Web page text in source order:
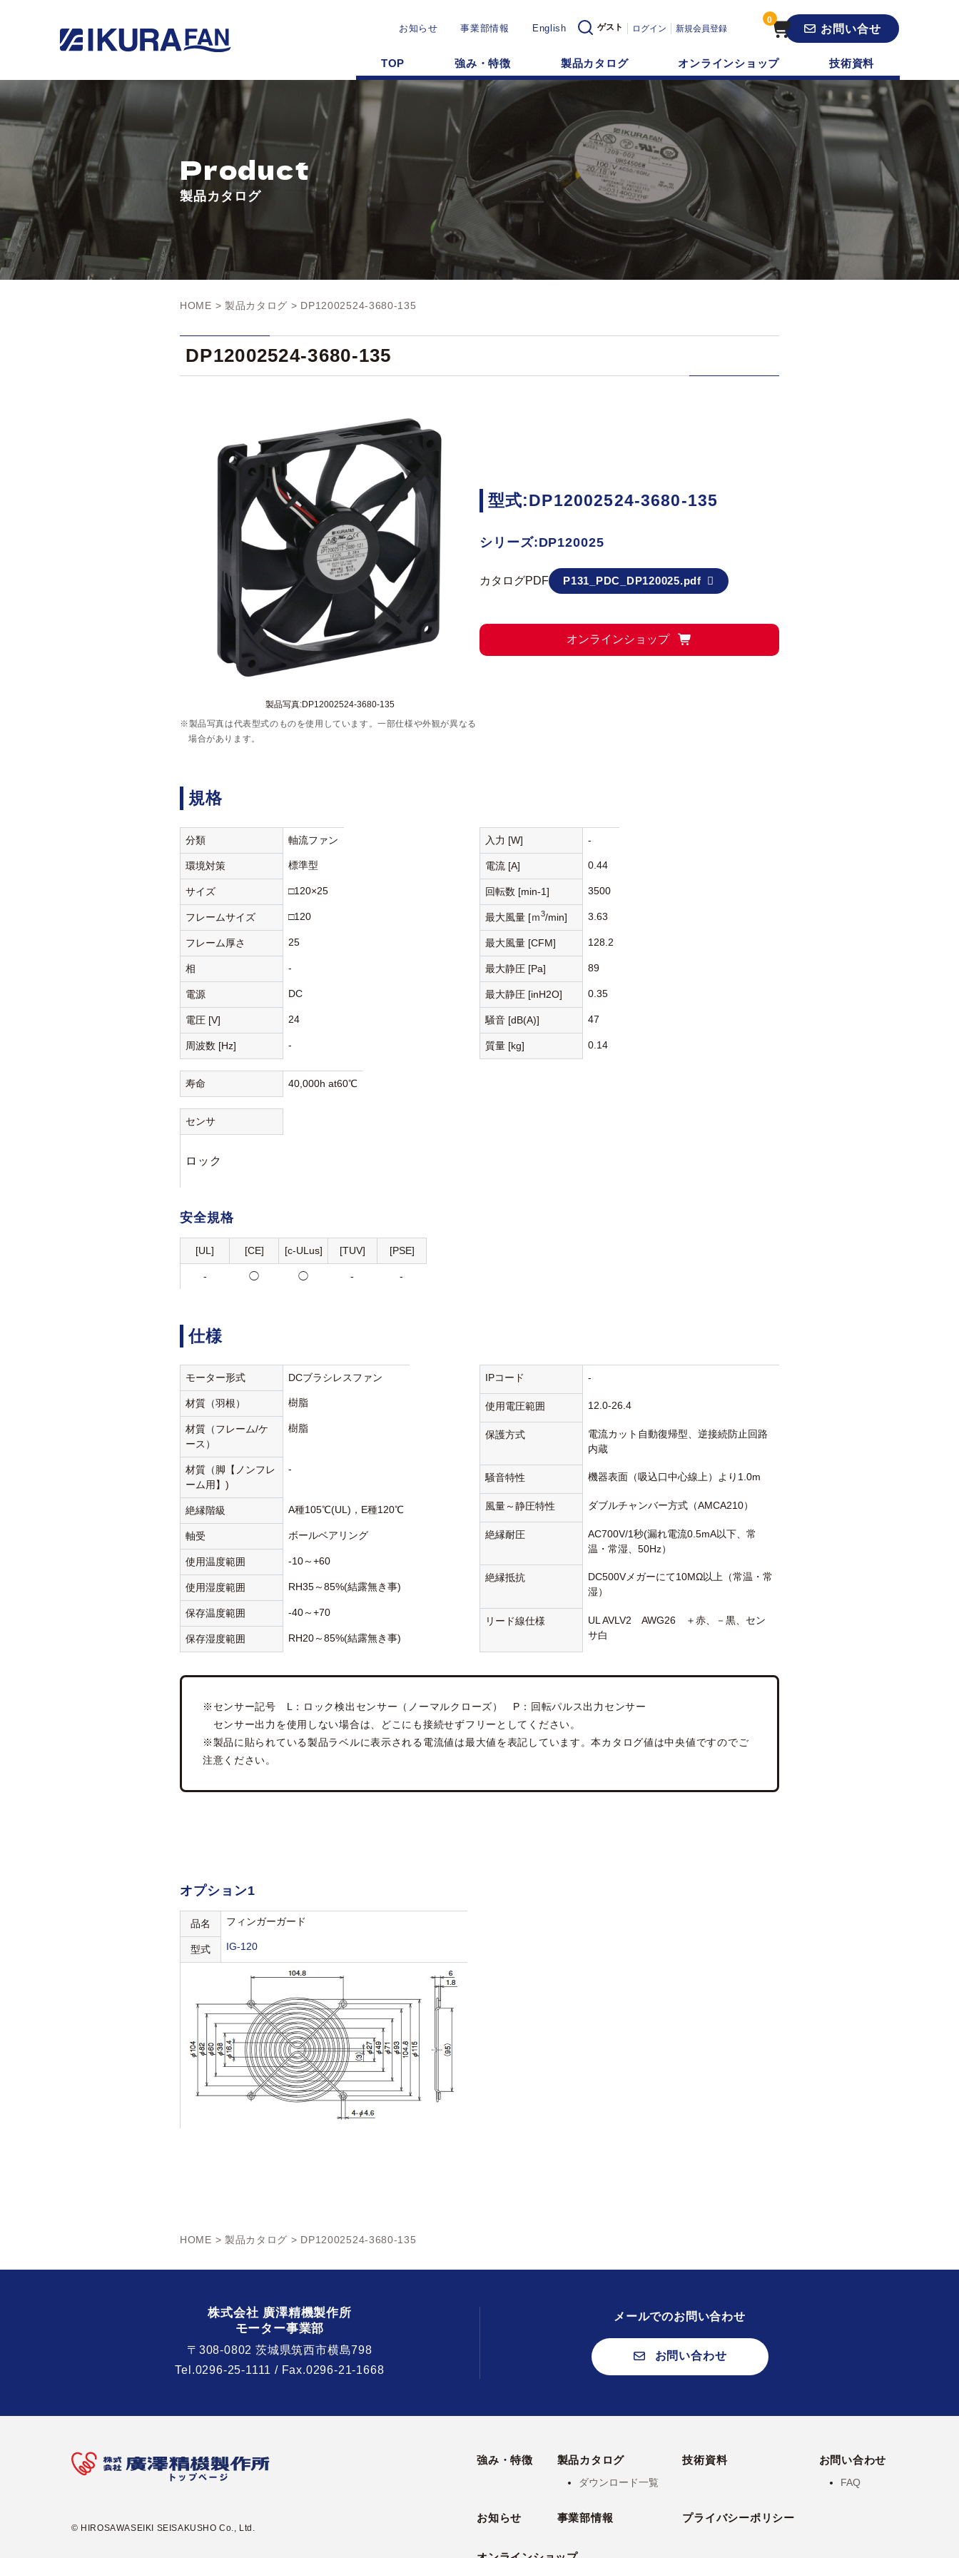
お知らせ 事業部情報 English ゲスト ログイン 新規会員登録
0
お問い合せ
TOP 強み・特徴 製品カタログ オンラインショップ 技術資料
Product
製品カタログ
HOME > 製品カタログ > DP12002524-3680-135
DP12002524-3680-135
製品写真:DP12002524-3680-135
※製品写真は代表型式のものを使用しています。一部仕様や外観が異なる
場合があります。
型式:DP12002524-3680-135
シリーズ:DP120025
カタログPDF P131_PDC_DP120025.pdf
オンラインショップ
規格
分類 軸流ファン
環境対策 標準型
サイズ □120×25
フレームサイズ □120
フレーム厚さ 25
相 -
電源 DC
電圧 [V] 24
周波数 [Hz] -
入力 [W] -
電流 [A] 0.44
回転数 [min-1] 3500
最大風量 [ｍ3/min] 3.63
最大風量 [CFM] 128.2
最大静圧 [Pa] 89
最大静圧 [inH2O] 0.35
騒音 [dB(A)] 47
質量 [kg] 0.14
寿命 40,000h at60℃
センサ
ロック
安全規格
[UL] [CE] [c-ULus] [TUV] [PSE]
- ◯ ◯ - -
仕様
モーター形式 DCブラシレスファン
材質（羽根） 樹脂
材質（フレーム/ケ
ース）
樹脂
材質（脚【ノンフレ
ーム用】)
-
絶縁階級 A種105℃(UL)，E種120℃
軸受 ボールベアリング
使用温度範囲 -10～+60
使用湿度範囲 RH35～85%(結露無き事)
保存温度範囲 -40～+70
保存湿度範囲 RH20～85%(結露無き事)
IPコード -
使用電圧範囲 12.0-26.4
保護方式
電流カット自動復帰型、逆接続防止回路
内蔵
騒音特性 機器表面（吸込口中心線上）より1.0m
風量～静圧特性 ダブルチャンバー方式（AMCA210）
絶縁耐圧
AC700V/1秒(漏れ電流0.5mA以下、常
温・常湿、50Hz）
絶縁抵抗
DC500Vメガーにて10MΩ以上（常温・常
湿）
リード線仕様
UL AVLV2 AWG26 ＋赤、－黒、セン
サ白
※センサー記号 L：ロック検出センサー（ノーマルクローズ） P：回転パルス出力センサー
センサー出力を使用しない場合は、どこにも接続せずフリーとしてください。
※製品に貼られている製品ラベルに表示される電流値は最大値を表記しています。本カタログ値は中央値ですのでご
注意ください。
オプション1
品名 フィンガーガード
型式 IG-120
HOME > 製品カタログ > DP12002524-3680-135
メールでのお問い合わせ
お問い合わせ
株式会社 廣澤精機製作所
モーター事業部
〒308-0802 茨城県筑西市横島798
Tel.0296-25-1111 / Fax.0296-21-1668
© HIROSAWASEIKI SEISAKUSHO Co., Ltd.
強み・特徴 製品カタログ
ダウンロード一覧
技術資料 お問い合わせ
FAQ
お知らせ 事業部情報 プライバシーポリシー